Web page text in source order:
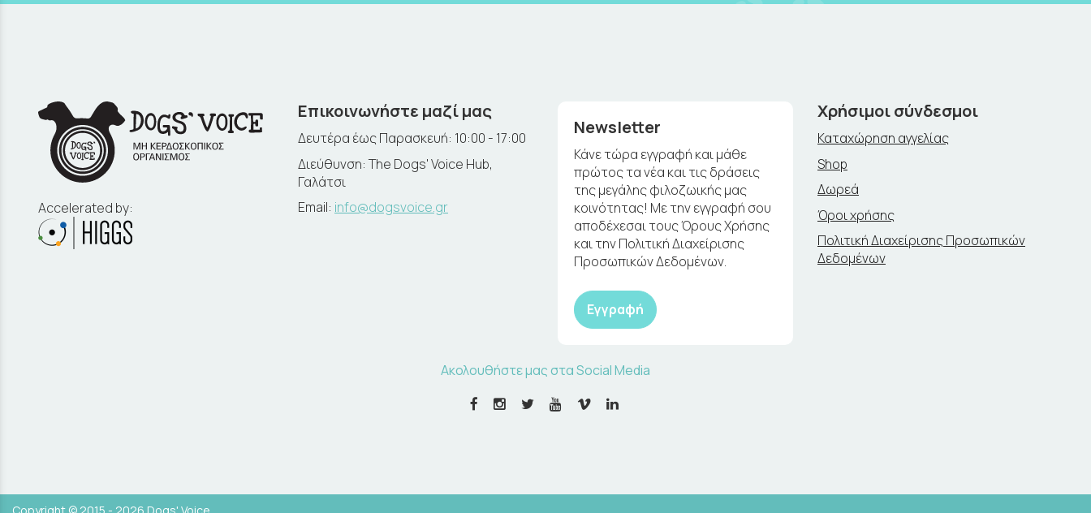
Accelerated by:
Επικοινωνήστε μαζί μας
Δευτέρα έως Παρασκευή: 10:00 - 17:00
Διεύθυνση: The Dogs' Voice Hub,
Γαλάτσι
Email: info@dogsvoice.gr
Newsletter
Κάνε τώρα εγγραφή και μάθε
πρώτος τα νέα και τις δράσεις
της μεγάλης φιλοζωικής μας
κοινότητας! Με την εγγραφή σου
αποδέχεσαι τους Όρους Χρήσης
και την Πολιτική Διαχείρισης
Προσωπικών Δεδομένων.
Εγγραφή
Χρήσιμοι σύνδεσμοι
Καταχώρηση αγγελίας
Shop
Δωρεά
Όροι χρήσης
Πολιτική Διαχείρισης Προσωπικών
Δεδομένων
Ακολουθήστε μας στα Social Media